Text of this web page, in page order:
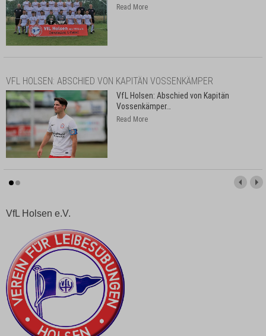
Read More
VFL HOLSEN: ABSCHIED VON KAPITÄN VOSSENKÄMPER
VfL Holsen: Abschied von Kapitän
Vossenkämper…
Read More
VfL Holsen e.V.